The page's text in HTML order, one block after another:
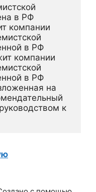
в РФ
компании
в РФ
компании
в РФ
на
к